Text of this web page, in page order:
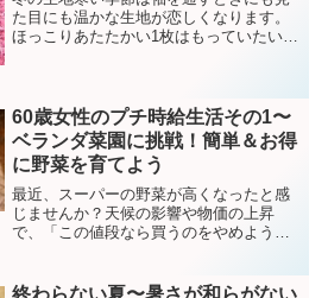
た目にも温かな生地が恋しくなります。
ほっこりあたたかい1枚はもっていたい冬
が特徴の生地を指します...
60歳女性のプチ時給生活その1〜
ベランダ菜園に挑戦！簡単＆お得
に野菜を育てよう
最近、スーパーの野菜が高くなったと感
じませんか？天候の影響や物価の上昇
で、「この値段なら買うのをやめようか
に挑戦して、食費を節約しながら新鮮な